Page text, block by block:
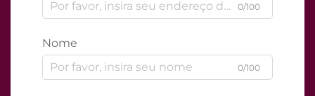
0/100
Nome
0/100